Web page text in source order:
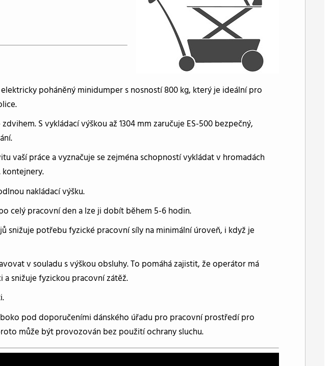
elektricky poháněný minidumper s nosností 800 kg, který je ideální pro
S vykládací výškou až 1304 mm zaručuje ES-500 bezpečný,
vaší práce a vyznačuje se zejména schopností vykládat v hromadách
kontejnery.
nakládací výšku.
celý pracovní den a lze ji dobít během 5-6 hodin.
snižuje potřebu fyzické pracovní síly na minimální úroveň, i když je
v souladu s výškou obsluhy. To pomáhá zajistit, že operátor má
snižuje fyzickou pracovní zátěž.
pod doporučeními dánského úřadu pro pracovní prostředí pro
může být provozován bez použití ochrany sluchu.